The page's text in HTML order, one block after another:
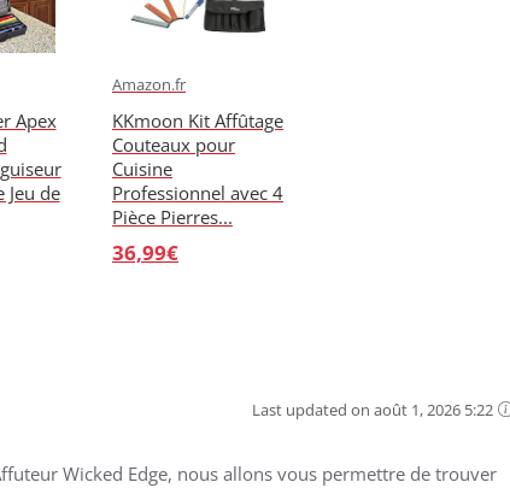
Apex
Jeu de
Amazon.fr
KKmoon Kit Affûtage
Couteaux pour
Cuisine
Professionnel avec 4
Pièce Pierres...
36,99€
Last updated on août 1, 2026 5:22
Wicked Edge, nous allons vous permettre de trouver